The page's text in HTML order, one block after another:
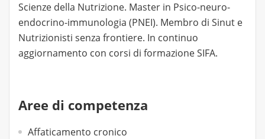
Scienze della Nutrizione. Master in Psico-neuro-
endocrino-immunologia (PNEI). Membro di Sinut e
Nutrizionisti senza frontiere. In continuo
aggiornamento con corsi di formazione SIFA.
Aree di competenza
Affaticamento cronico